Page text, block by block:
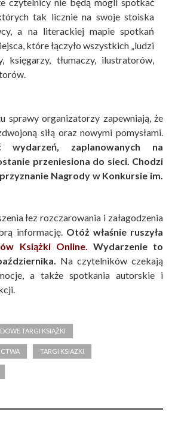
tak licznie na swoje stoiska
a na literackiej mapie spotkań
które łączyło wszystkich „ludzi
księgarzy, tłumaczy, ilustratorów,
sprawy organizatorzy zapewniają, że
siłą oraz nowymi pomysłami.
zaplanowanych na
przeniesiona do sieci. Chodzi
Nagrody w Konkursie im.
łez rozczarowania i załagodzenia
informację. Otóż właśnie ruszyła
Książki Online. Wydarzenie to
Na czytelników czekają
a także spotkania autorskie i
TARGI KSIĄŻKI
TARGI KSIAZKI